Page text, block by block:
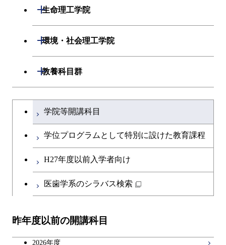
数理・計算科学系
開閉
知能情報コース
情報工学コース
知能情報コース
エネルギー・情報コース
人間医療科学技術コース
物質・情報卓越コース
専門科目
生命理工学院
開閉
生命理工学系
開閉
ライフエンジニアリングコ
ース
地球生命コース
物質・情報卓越コース
環境・社会理工学院
開閉
建築学系
開閉
コース
都市・環境学コース
コース
都市・環境学コース
開閉
エネルギーコース
エネルギー・情報コース
エンジニアリングデザイン
社会・人間科学コース
イノベーション科学系
イノベーション科学コース
人間医療科学技術コース
技術経営専門職学位課程
開閉
技術経営専門職学位課程
専門科目
教養科目群
開閉
文系教養科目
英語科目
第二外国語科目
キャリア科目
大学院課程を切り替える
学院等開講科目
学位プログラムとして特別に設けた教育課程
H27年度以前入学者向け
医歯学系のシラバス検索
昨年度以前の開講科目
2026年度